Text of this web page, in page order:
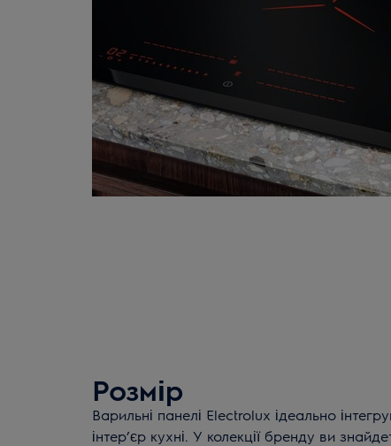
Розмір
Варильні панелі Electrolux ідеально
інтер’єр кухні. У колекції бренду ви